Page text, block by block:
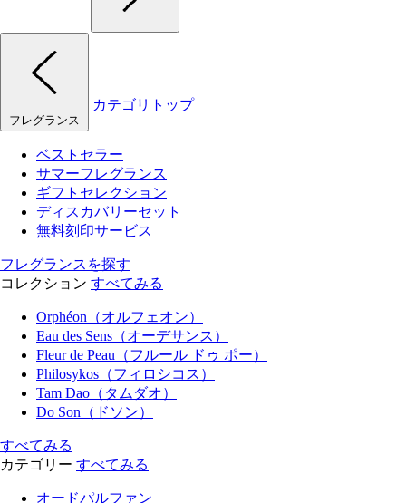
フレグランス
カテゴリトップ
ベストセラー
サマーフレグランス
ギフトセレクション
ディスカバリーセット
無料刻印サービス
フレグランスを探す
コレクション すべてみる
Orphéon（オルフェオン）
Eau des Sens（オーデサンス）
Fleur de Peau（フルール ドゥ ポー）
Philosykos（フィロシコス）
Tam Dao（タムダオ）
Do Son（ドソン）
すべてみる
カテゴリー すべてみる
オードパルファン